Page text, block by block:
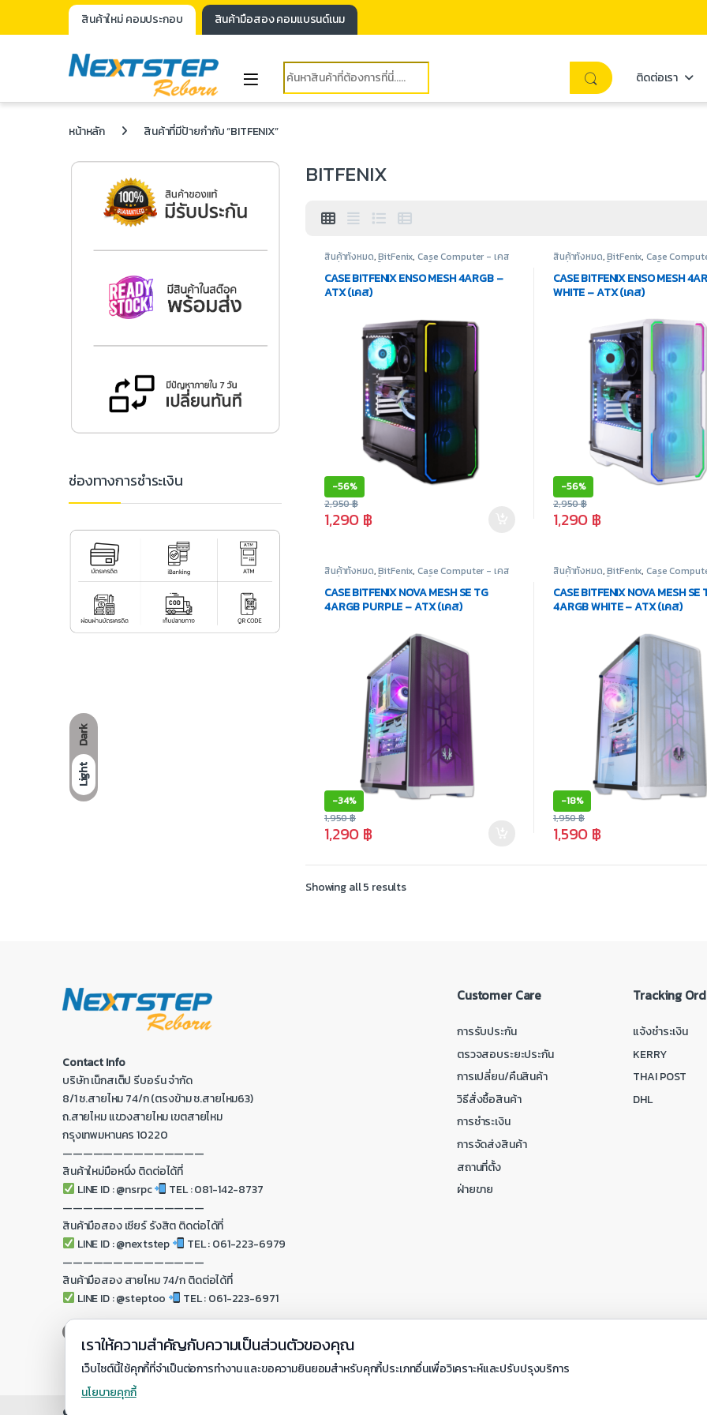
Dark
Light
สินค้าใหม่ คอมประกอบ สินค้ามือสอง คอมแบรนด์เนม
ติดต่อเรา
หน้าหลัก สินค้าที่มีป้ายกำกับ “BITFENIX”
BITFENIX
สินค้าทั้งหมด,BitFenix,Case Computer - เคส
เปล่า อุปกรณ์คอมพิวเตอร์
CASE BITFENIX ENSO MESH 4ARGB –
ATX (เคส)
-56%
1,290 ฿
2,950฿
สินค้าทั้งหมด,BitFenix,Case
เปล่า อุปกรณ์คอมพิวเตอร์
CASE BITFENIX ENSO MESH
WHITE – ATX (เคส)
-56%
1,290 ฿
2,950฿
สินค้าทั้งหมด,BitFenix,Case Computer - เคส
เปล่า อุปกรณ์คอมพิวเตอร์
CASE BITFENIX NOVA MESH SE TG
4ARGB PURPLE – ATX (เคส)
-34%
1,290 ฿
1,950฿
สินค้าทั้งหมด,BitFenix,Case
เปล่า อุปกรณ์คอมพิวเตอร์
CASE BITFENIX NOVA MESH SE
4ARGB WHITE – ATX (เคส)
-18%
1,590 ฿
1,950฿
Showing all 5 results
ช่องทางการชำระเงิน
Contact Info
บริษัท เน็กสเต็ป รีบอร์น จำกัด
8/1 ซ.สายไหม 74/ก (ตรงข้าม ซ.สายไหม63)
ถ.สายไหม แขวงสายไหม เขตสายไหม
กรุงเทพมหานคร 10220
——————————————
สินค้าใหม่มือหนึ่ง ติดต่อได้ที่
LINE ID : @nsrpc
TEL : 081-142-8737
——————————————
สินค้ามือสอง เซียร์ รังสิต ติดต่อได้ที่
LINE ID : @nextstep
TEL : 061-223-6979
——————————————
สินค้ามือสอง สายไหม 74/ก ติดต่อได้ที่
LINE ID : @steptoo
TEL : 061-223-6971
Customer Care
การรับประกัน
ตรวจสอบระยะประกัน
การเปลี่ยน/คืนสินค้า
วิธีสั่งซื้อสินค้า
การชำระเงิน
การจัดส่งสินค้า
สถานที่ตั้ง
ฝ่ายขาย
Tracking
แจ้งชำระเงิน
KERRY
THAI POST
DHL
เราให้ความสำคัญกับความเป็นส่วนตัวของคุณ
เว็บไซต์นี้ใช้คุกกี้ที่จำเป็นต่อการทำงาน และขอความยินยอมสำหรับคุกกี้ประเภทอื่นเพื่อวิเคราะห์และปรับปรุงบริการ
นโยบายคุกกี้